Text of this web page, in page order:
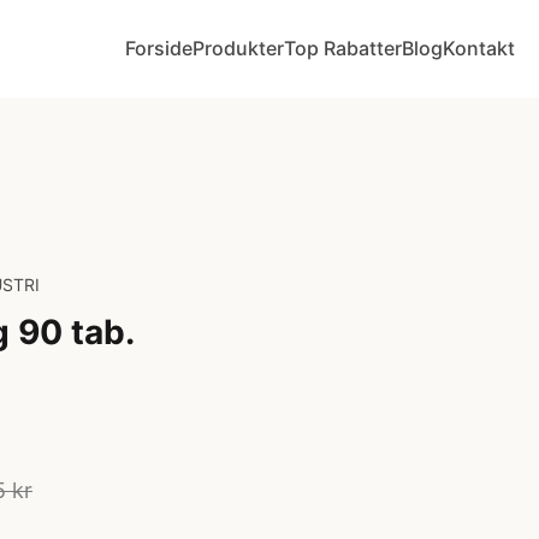
ForsideProdukterTop RabatterBlogKontakt
90 tab.
kr